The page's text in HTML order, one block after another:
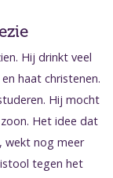
Hij drinkt veel
haat christenen.
Hij mocht
Het idee dat
wekt nog meer
tegen het